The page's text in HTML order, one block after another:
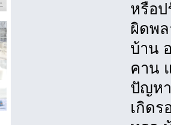
หรือป
ผิดพ
บ้าน
คาน
ปัญห
เกิด